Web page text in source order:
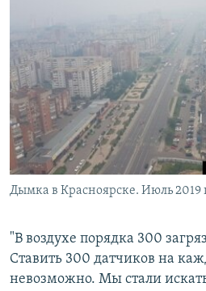
Дымка в Красноярске. Июль 2019
"В воздухе порядка 300
Ставить 300 датчиков на
невозможно. Мы стали